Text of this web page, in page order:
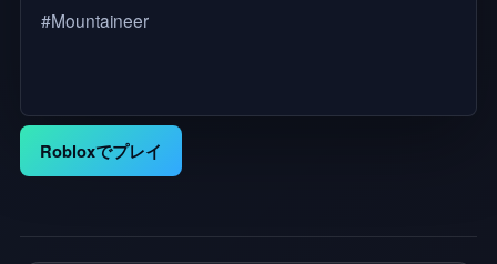
#Mountaineer
Robloxでプレイ